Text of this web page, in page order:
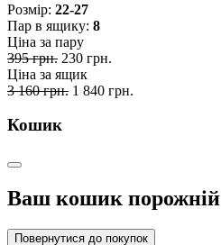
Розмiр: 22-27
Пар в ящику: 8
Ціна за пару
395 грн. 230 грн.
Ціна за ящик
3 160 грн. 1 840 грн.
Кошик
Ваш кошик порожній
Повернутися до покупок